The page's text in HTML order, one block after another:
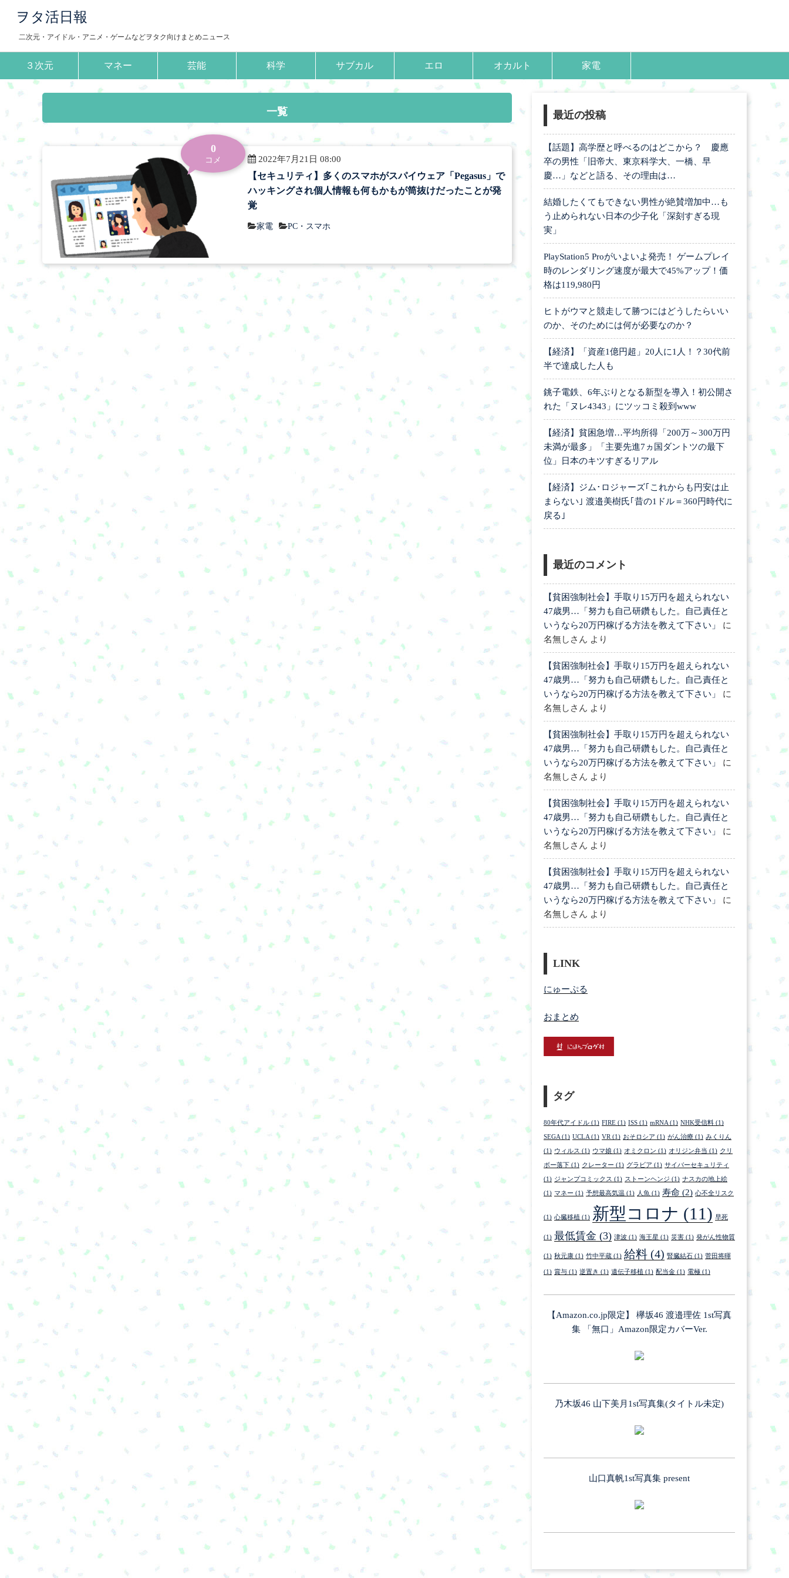
ヲタ活日報
二次元・アイドル・アニメ・ゲームなどヲタク向けまとめニュース
３次元 マネー 芸能 科学 サブカル エロ オカルト 家電
一覧
0
コメ 2022年7月21日 08:00
【セキュリティ】多くのスマホがスパイウェア「Pegasus」で
ハッキングされ個人情報も何もかもが筒抜けだったことが発
覚
家電 PC・スマホ
最近の投稿
【話題】高学歴と呼べるのはどこから？ 慶應
卒の男性「旧帝大、東京科学大、一橋、早
慶…」などと語る、その理由は…
結婚したくてもできない男性が絶賛増加中…も
う止められない日本の少子化「深刻すぎる現
実」
PlayStation5 Proがいよいよ発売！ ゲームプレイ
時のレンダリング速度が最大で45%アップ！価
格は119,980円
ヒトがウマと競走して勝つにはどうしたらいい
のか、そのためには何が必要なのか？
【経済】「資産1億円超」20人に1人！？30代前
半で達成した人も
銚子電鉄、6年ぶりとなる新型を導入！初公開さ
れた「ヌレ4343」にツッコミ殺到www
【経済】貧困急増…平均所得「200万～300万円
未満が最多」「主要先進7ヵ国ダントツの最下
位」日本のキツすぎるリアル
【経済】ジム･ロジャーズ｢これからも円安は止
まらない｣ 渡邉美樹氏｢昔の1ドル＝360円時代に
戻る｣
最近のコメント
【貧困強制社会】手取り15万円を超えられない
47歳男…「努力も自己研鑽もした。自己責任と
いうなら20万円稼げる方法を教えて下さい」
に
名無しさん より
【貧困強制社会】手取り15万円を超えられない
47歳男…「努力も自己研鑽もした。自己責任と
いうなら20万円稼げる方法を教えて下さい」
に
名無しさん より
【貧困強制社会】手取り15万円を超えられない
47歳男…「努力も自己研鑽もした。自己責任と
いうなら20万円稼げる方法を教えて下さい」
に
名無しさん より
【貧困強制社会】手取り15万円を超えられない
47歳男…「努力も自己研鑽もした。自己責任と
いうなら20万円稼げる方法を教えて下さい」
に
名無しさん より
【貧困強制社会】手取り15万円を超えられない
47歳男…「努力も自己研鑽もした。自己責任と
いうなら20万円稼げる方法を教えて下さい」
に
名無しさん より
LINK
にゅーぷる
おまとめ
タグ
80年代アイドル (1) FIRE (1) ISS (1) mRNA (1) NHK受信料 (1)
SEGA (1) UCLA (1) VR (1) おそロシア (1) がん治療 (1) みくりん
(1) ウィルス (1) ウマ娘 (1) オミクロン (1) オリジン弁当 (1) クリ
ボー落下 (1) クレーター (1) グラビア (1) サイバーセキュリティ
(1) ジャンプコミックス (1) ストーンヘンジ (1) ナスカの地上絵
(1) マネー (1) 予想最高気温 (1) 人魚 (1) 寿命 (2) 心不全リスク
(1) 心臓移植 (1) 新型コロナ (11) 早死
(1) 最低賃金 (3) 津波 (1) 海王星 (1) 災害 (1) 発がん性物質
(1) 秋元康 (1) 竹中平蔵 (1) 給料 (4) 腎臓結石 (1) 菅田将暉
(1) 賞与 (1) 逆置き (1) 遺伝子移植 (1) 配当金 (1) 電極 (1)
【Amazon.co.jp限定】 欅坂46 渡邉理佐 1st写真
集 「無口」Amazon限定カバーVer.
乃木坂46 山下美月1st写真集(タイトル未定)
山口真帆1st写真集 present